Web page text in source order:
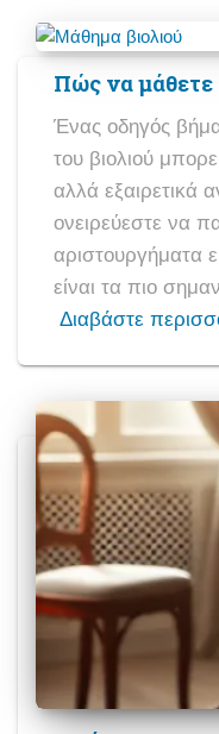
Πώς να μάθετε
Ένας οδηγός
του βιολιού
αλλά εξαιρετικά
ονειρεύεστε να
αριστουργήματα
είναι τα πιο
Διαβάστε